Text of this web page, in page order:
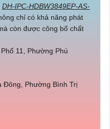
DH-IPC-HDBW3849EP-AS-
chỉ có khả năng phát
còn được công bố chất
11, Phường Phú
Đông, Phường Bình Trị